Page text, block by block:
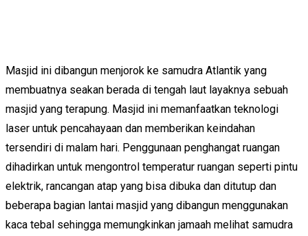
Masjid ini dibangun menjorok ke samudra Atlantik yang
membuatnya seakan berada di tengah laut layaknya sebuah
masjid yang terapung. Masjid ini memanfaatkan teknologi
laser untuk pencahayaan dan memberikan keindahan
tersendiri di malam hari. Penggunaan penghangat ruangan
dihadirkan untuk mengontrol temperatur ruangan seperti pintu
elektrik, rancangan atap yang bisa dibuka dan ditutup dan
beberapa bagian lantai masjid yang dibangun menggunakan
kaca tebal sehingga memungkinkan jamaah melihat samudra